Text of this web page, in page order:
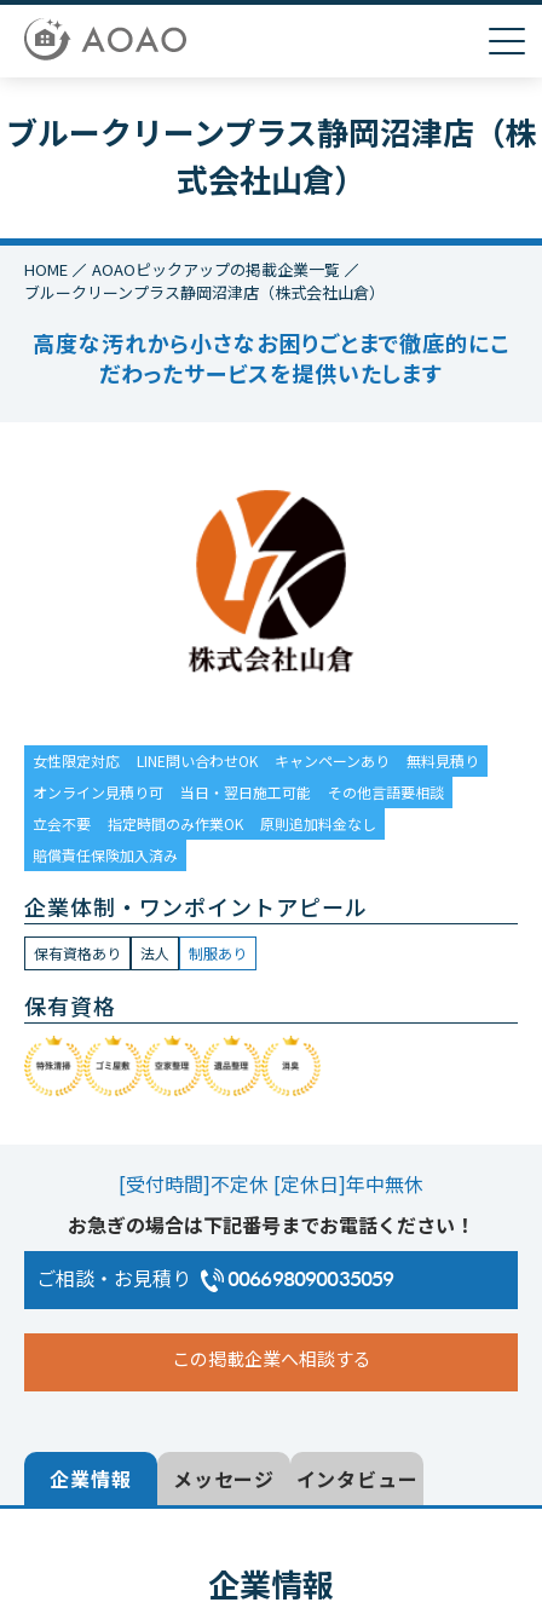
ブルークリーンプラス静岡沼津店（株
式会社山倉）
HOME
AOAOピックアップの掲載企業一覧
ブルークリーンプラス静岡沼津店（株式会社山倉）
高度な汚れから小さなお困りごとまで徹底的にこ
だわったサービスを提供いたします
女性限定対応 LINE問い合わせOK キャンペーンあり
無料見積り
オンライン見積り可
当日・翌日施工可能
その他言語要相談
立会不要
指定時間のみ作業OK
原則追加料金なし
賠償責任保険加入済み
企業体制・ワンポイントアピール
保有資格あり 法人 制服あり
保有資格
[受付時間]不定休 [定休日]年中無休
お急ぎの場合は下記番号までお電話ください！
ご相談・お見積り
006698090035059
この掲載企業へ相談する
企業情報 メッセージ インタビュー
企業情報